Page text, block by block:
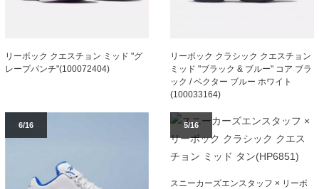
リーボック クエスチョン ミッド "グ
レープパンチ"(100072404)
リーボック クラシック クエスチョン
ミッド "ブラック & ブルー" コア ブラ
ック / ベクター ブルー ホワイト
(100033164)
6/16 5/16
スニーカーズエンスタッフ × リーボ